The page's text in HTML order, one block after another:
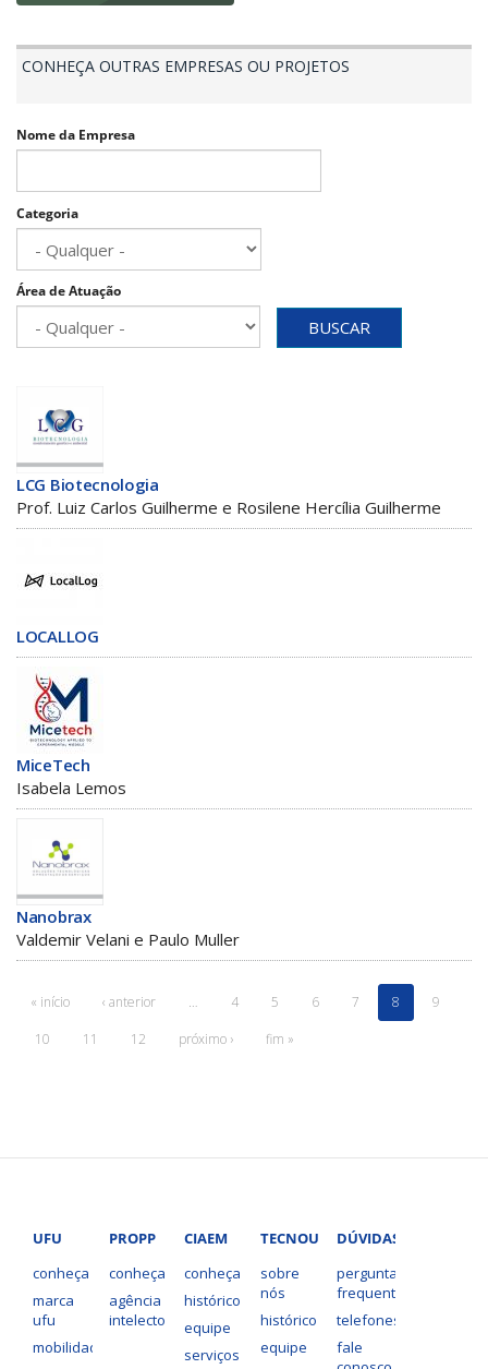
CONHEÇA OUTRAS EMPRESAS OU PROJETOS
Nome da Empresa
Categoria
Área de Atuação
BUSCAR
LCG Biotecnologia
Prof. Luiz Carlos Guilherme e Rosilene Hercília Guilherme
LOCALLOG
MiceTech
Isabela Lemos
Nanobrax
Valdemir Velani e Paulo Muller
« início ‹ anterior … 4 5 6 7 8
9
10
11 12 próximo › fim »
UFU
conheça
marca
ufu
mobilidade
PROPP
conheça
agência
intelecto
CIAEM
conheça
histórico
equipe
serviços
TECNOUFU
sobre
nós
histórico
equipe
DÚVIDAS?
perguntas
frequentes
telefones
fale